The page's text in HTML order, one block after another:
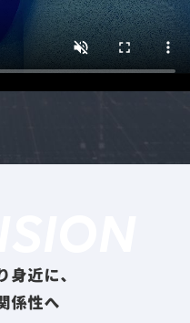
身近に、
係性へ